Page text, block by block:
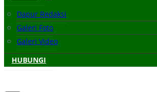
Dapur Redaksi
Galeri Foto
Galeri Video
HUBUNGI